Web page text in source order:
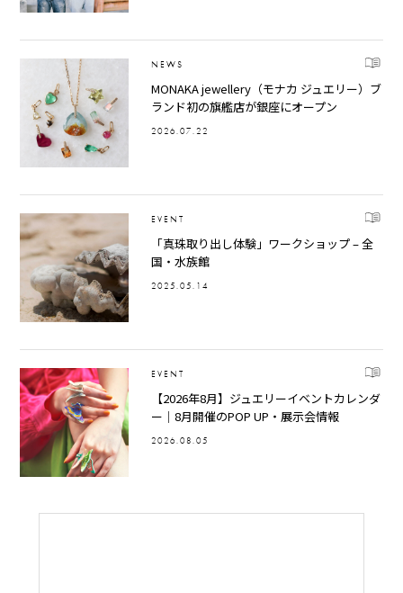
NEWS
MONAKA jewellery（モナカ ジュエリー）ブ
ランド初の旗艦店が銀座にオープン
2026.07.22
EVENT
「真珠取り出し体験」ワークショップ – 全
国・水族館
2025.05.14
EVENT
【2026年8月】ジュエリーイベントカレンダ
ー｜8月開催のPOP UP・展示会情報
2026.08.05